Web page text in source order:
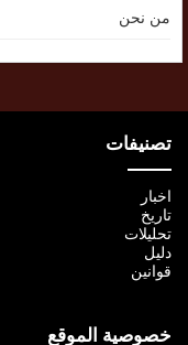
من نحن
تصنيفات
اخبار
تاريخ
تحليلات
دليل
قوانين
خصوصية الموقع